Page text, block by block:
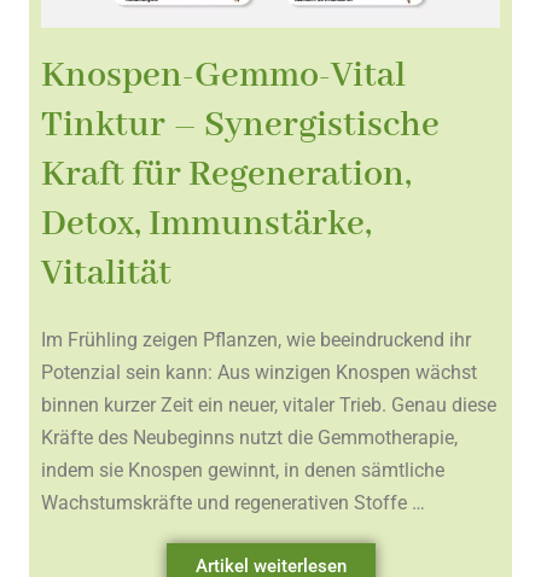
Knospen-Gemmo-Vital
Tinktur – Synergistische
Kraft für Regeneration,
Detox, Immunstärke,
Vitalität
Im Frühling zeigen Pflanzen, wie beeindruckend ihr
Potenzial sein kann: Aus winzigen Knospen wächst
binnen kurzer Zeit ein neuer, vitaler Trieb. Genau diese
Kräfte des Neubeginns nutzt die Gemmotherapie,
indem sie Knospen gewinnt, in denen sämtliche
Wachstumskräfte und regenerativen Stoffe …
Artikel weiterlesen